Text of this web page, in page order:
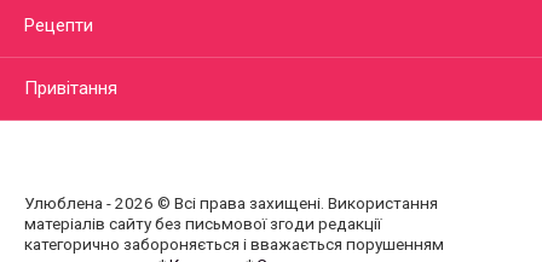
Рецепти
Привітання
Улюблена - 2026 © Всі права захищені. Використання
матеріалів сайту без письмової згоди редакції
категорично забороняється і вважається порушенням